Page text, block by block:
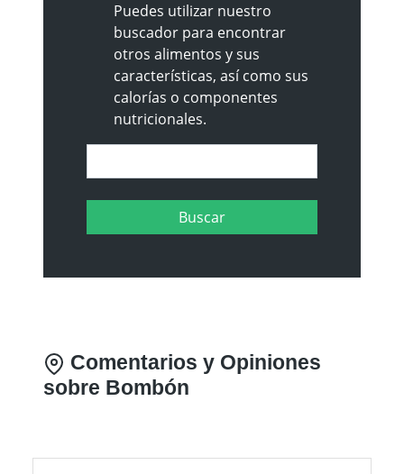
Puedes utilizar nuestro
buscador para encontrar
otros alimentos y sus
características, así como sus
calorías o componentes
nutricionales.
Comentarios y Opiniones
sobre Bombón